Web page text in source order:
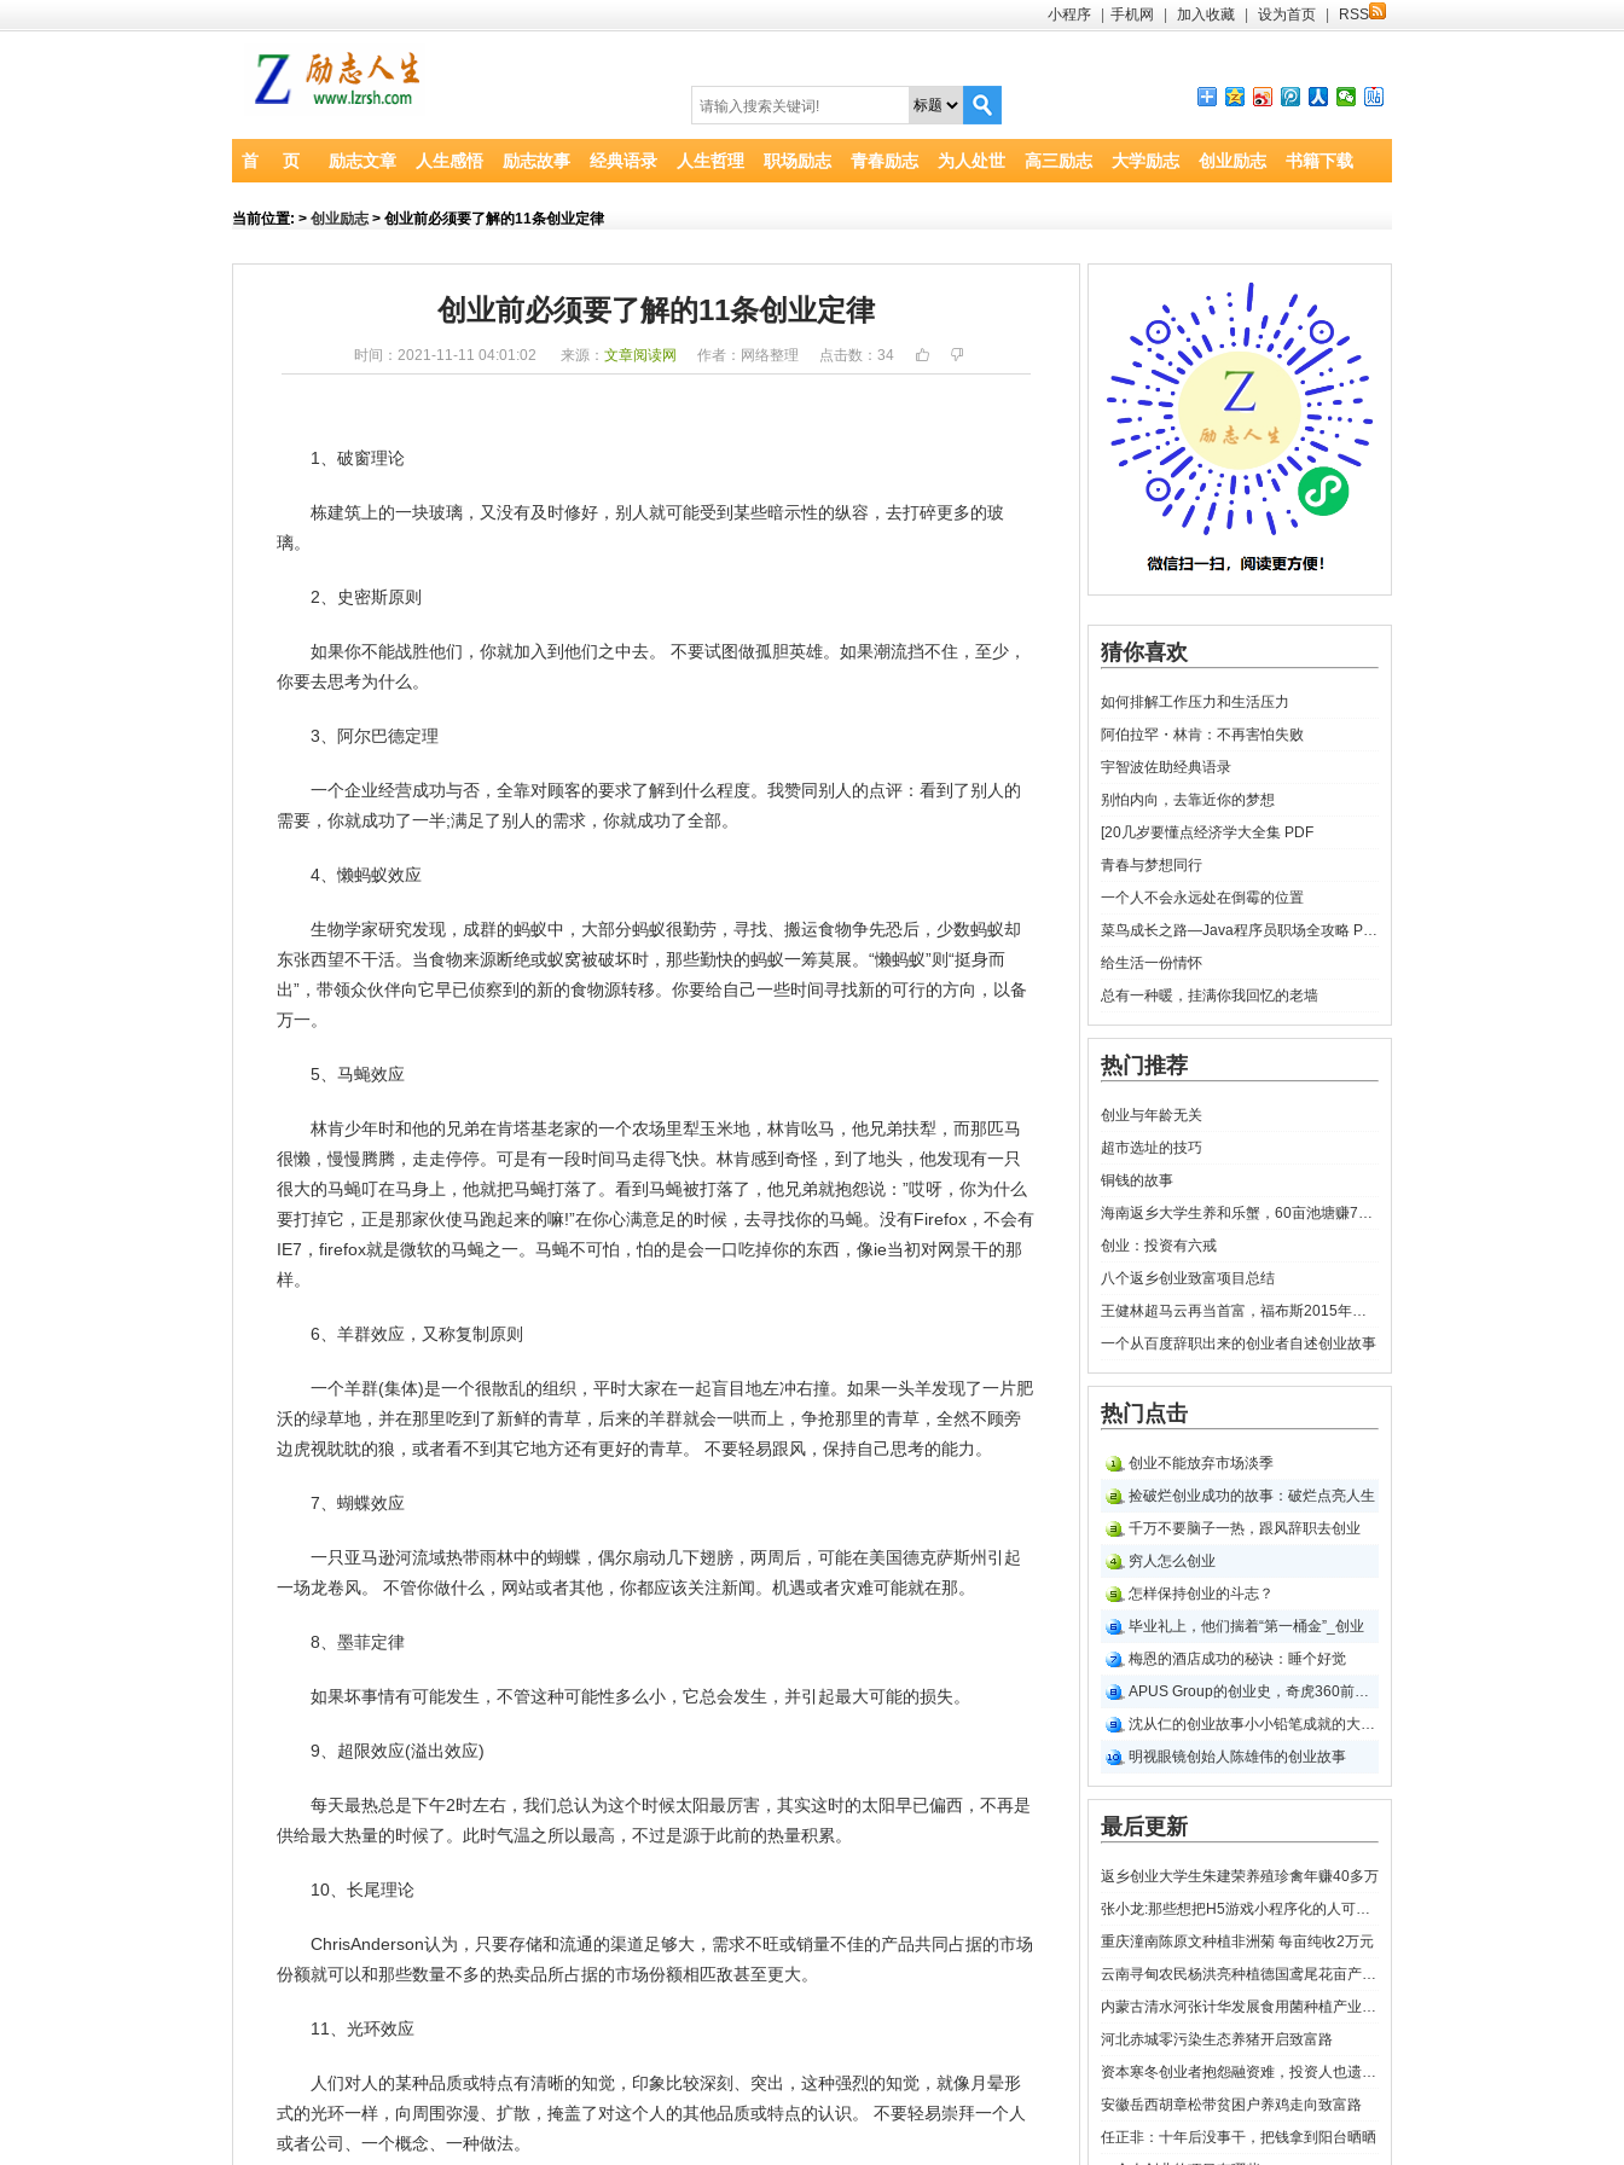
小程序 手机网 加入收藏 设为首页 RSS
首 页 励志文章 人生感悟 励志故事 经典语录 人生哲理 职场励志 青春励志 为人处世 高三励志 大学励志 创业励志 书籍下载
当前位置: > 创业励志> 创业前必须要了解的11条创业定律
创业前必须要了解的11条创业定律
时间：2021-11-11 04:01:02 来源： 文章阅读网 作者：网络整理 点击数： 34
1、破窗理论
栋建筑上的一块玻璃，又没有及时修好，别人就可能受到某些暗示性的纵容，去打碎更多的玻
璃。
2、史密斯原则
如果你不能战胜他们，你就加入到他们之中去。 不要试图做孤胆英雄。如果潮流挡不住，至少，
你要去思考为什么。
3、阿尔巴德定理
一个企业经营成功与否，全靠对顾客的要求了解到什么程度。我赞同别人的点评：看到了别人的
需要，你就成功了一半;满足了别人的需求，你就成功了全部。
4、懒蚂蚁效应
生物学家研究发现，成群的蚂蚁中，大部分蚂蚁很勤劳，寻找、搬运食物争先恐后，少数蚂蚁却
东张西望不干活。当食物来源断绝或蚁窝被破坏时，那些勤快的蚂蚁一筹莫展。“懒蚂蚁”则“挺身而
出”，带领众伙伴向它早已侦察到的新的食物源转移。你要给自己一些时间寻找新的可行的方向，以备
万一。
5、马蝇效应
林肯少年时和他的兄弟在肯塔基老家的一个农场里犁玉米地，林肯吆马，他兄弟扶犁，而那匹马
很懒，慢慢腾腾，走走停停。可是有一段时间马走得飞快。林肯感到奇怪，到了地头，他发现有一只
很大的马蝇叮在马身上，他就把马蝇打落了。看到马蝇被打落了，他兄弟就抱怨说：”哎呀，你为什么
要打掉它，正是那家伙使马跑起来的嘛!”在你心满意足的时候，去寻找你的马蝇。没有Firefox，不会有
IE7，firefox就是微软的马蝇之一。马蝇不可怕，怕的是会一口吃掉你的东西，像ie当初对网景干的那
样。
6、羊群效应，又称复制原则
一个羊群(集体)是一个很散乱的组织，平时大家在一起盲目地左冲右撞。如果一头羊发现了一片肥
沃的绿草地，并在那里吃到了新鲜的青草，后来的羊群就会一哄而上，争抢那里的青草，全然不顾旁
边虎视眈眈的狼，或者看不到其它地方还有更好的青草。 不要轻易跟风，保持自己思考的能力。
7、蝴蝶效应
一只亚马逊河流域热带雨林中的蝴蝶，偶尔扇动几下翅膀，两周后，可能在美国德克萨斯州引起
一场龙卷风。 不管你做什么，网站或者其他，你都应该关注新闻。机遇或者灾难可能就在那。
8、墨菲定律
如果坏事情有可能发生，不管这种可能性多么小，它总会发生，并引起最大可能的损失。
9、超限效应(溢出效应)
每天最热总是下午2时左右，我们总认为这个时候太阳最厉害，其实这时的太阳早已偏西，不再是
供给最大热量的时候了。此时气温之所以最高，不过是源于此前的热量积累。
10、长尾理论
ChrisAnderson认为，只要存储和流通的渠道足够大，需求不旺或销量不佳的产品共同占据的市场
份额就可以和那些数量不多的热卖品所占据的市场份额相匹敌甚至更大。
11、光环效应
人们对人的某种品质或特点有清晰的知觉，印象比较深刻、突出，这种强烈的知觉，就像月晕形
式的光环一样，向周围弥漫、扩散，掩盖了对这个人的其他品质或特点的认识。 不要轻易崇拜一个人
或者公司、一个概念、一种做法。
猜你喜欢
如何排解工作压力和生活压力
阿伯拉罕・林肯：不再害怕失败
宇智波佐助经典语录
别怕内向，去靠近你的梦想
[20几岁要懂点经济学大全集 PDF
青春与梦想同行
一个人不会永远处在倒霉的位置
菜鸟成长之路―Java程序员职场全攻略 PDF
给生活一份情怀
总有一种暖，挂满你我回忆的老墙
热门推荐
创业与年龄无关
超市选址的技巧
铜钱的故事
海南返乡大学生养和乐蟹，60亩池塘赚70万元
创业：投资有六戒
八个返乡创业致富项目总结
王健林超马云再当首富，福布斯2015年富豪榜华人完整榜单
一个从百度辞职出来的创业者自述创业故事
热门点击
创业不能放弃市场淡季
捡破烂创业成功的故事：破烂点亮人生
千万不要脑子一热，跟风辞职去创业
穷人怎么创业
怎样保持创业的斗志？
毕业礼上，他们揣着“第一桶金”_创业
梅恩的酒店成功的秘诀：睡个好觉
APUS Group的创业史，奇虎360前副总裁李涛的创业故事
沈从仁的创业故事小小铅笔成就的大事业
明视眼镜创始人陈雄伟的创业故事
最后更新
返乡创业大学生朱建荣养殖珍禽年赚40多万
张小龙:那些想把H5游戏小程序化的人可以省省了
重庆潼南陈原文种植非洲菊 每亩纯收2万元
云南寻甸农民杨洪亮种植德国鸢尾花亩产6万
内蒙古清水河张计华发展食用菌种植产业、带领群众致富新路
河北赤城零污染生态养猪开启致富路
资本寒冬创业者抱怨融资难，投资人也遗憾于找不到好的项目
安徽岳西胡章松带贫困户养鸡走向致富路
任正非：十年后没事干，把钱拿到阳台晒晒